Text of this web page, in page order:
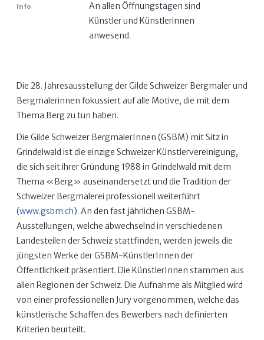
Info
An allen Öffnungstagen sind
Künstler und Künstlerinnen
anwesend.
Die 28. Jahresausstellung der Gilde Schweizer Bergmaler und
Bergmalerinnen fokussiert auf alle Motive, die mit dem
Thema Berg zu tun haben.
Die Gilde Schweizer BergmalerInnen (GSBM) mit Sitz in
Grindelwald ist die einzige Schweizer Künstlervereinigung,
die sich seit ihrer Gründung 1988 in Grindelwald mit dem
Thema «Berg» auseinandersetzt und die Tradition der
Schweizer Bergmalerei professionell weiterführt
(www.gsbm.ch). An den fast jährlichen GSBM-
Ausstellungen, welche abwechselnd in verschiedenen
Landesteilen der Schweiz stattfinden, werden jeweils die
jüngsten Werke der GSBM-KünstlerInnen der
Öffentlichkeit präsentiert. Die KünstlerInnen stammen aus
allen Regionen der Schweiz. Die Aufnahme als Mitglied wird
von einer professionellen Jury vorgenommen, welche das
künstlerische Schaffen des Bewerbers nach definierten
Kriterien beurteilt.